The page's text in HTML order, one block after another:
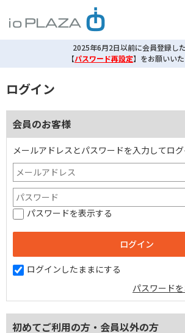
2025年6月2日以前に会員登録し
【パスワード再設定】 をお願いい
ログイン
会員のお客様
メールアドレスとパスワードを入力してログ
パスワードを表示する
ログインしたままにする
パスワード
初めてご利用の方・会員以外の方